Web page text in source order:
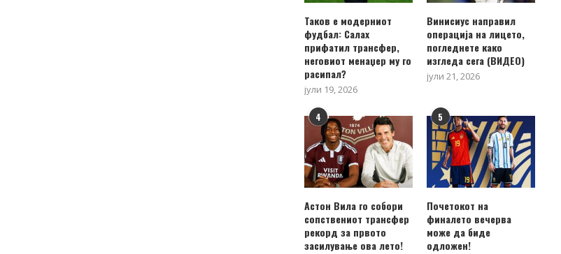
Таков е модерниот
фудбал: Салах
прифатил трансфер,
неговиот менаџер му го
расипал?
јули 19, 2026
Винисиус направил
операција на лицето,
погледнете како
изгледа сега (ВИДЕО)
јули 21, 2026
4
Астон Вила го собори
сопствениот трансфер
рекорд за првото
засилување ова лето!
5
Почетокот на
финалето вечерва
може да биде
одложен!